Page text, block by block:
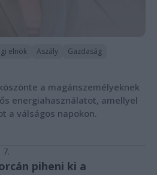
elnök Aszály
Gazdaság
a magánszemélyeknek
energiahasználatot, amellyel
a válságos napokon.
7.
piheni ki a